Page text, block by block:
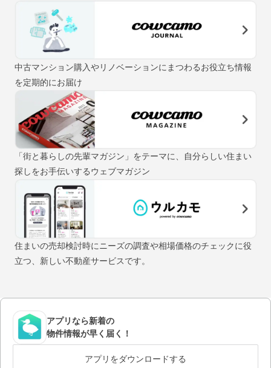
中古マンション購入やリノベーションにまつわるお役立ち情報
を定期的にお届け
「街と暮らしの先輩マガジン」をテーマに、自分らしい住まい
探しをお手伝いするウェブマガジン
住まいの売却検討時にニーズの調査や相場価格のチェックに役
立つ、新しい不動産サービスです。
アプリなら新着の
物件情報が早く届く！
アプリをダウンロードする